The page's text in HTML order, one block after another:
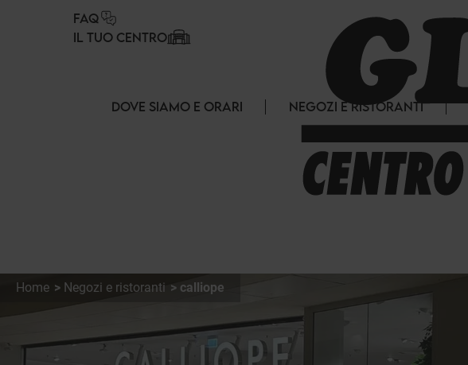
FAQ
IL TUO CENTRO
DOVE SIAMO E ORARI NEGOZI E RISTORANTI
Home Negozi e ristoranti calliope
Pannello di gestione dei cookies